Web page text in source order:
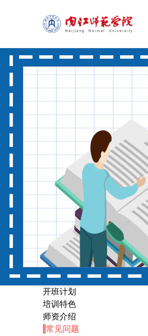
开班计划
培训特色
师资介绍
常见问题